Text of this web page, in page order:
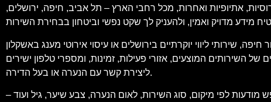
אתיופיות ואחרות, מכל רחבי הארץ – תל אביב, חיפה, ירושלים,
שירותי ליווי יוקרתיים בירושלים או עיסוי אירוטי מענג באשקלון
השירותים המוצעים, אזורי פעילות, זמינות, ומספרי טלפון ישירים
ליצירת קשר עם הנערה או בעל הדירה.
לפי מיקום, סוג השירות, לאום הנערה, צבע שיער, גיל ועוד –